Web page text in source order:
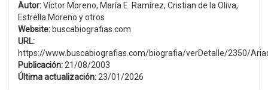
Autor:Víctor Moreno, María E. Ramírez, Cristian de la Oliva,
Estrella Moreno y otros
Website: buscabiografias.com
URL:
https://www.buscabiografias.com/biografia/verDetalle/2350/
Publicación: 21/08/2003
Última actualización: 23/01/2026